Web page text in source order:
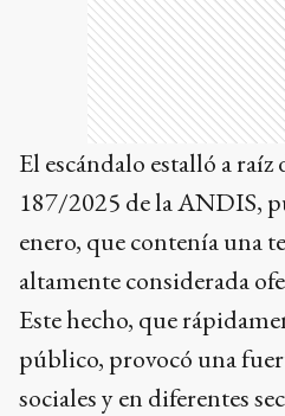
El escándalo estalló a
187/2025 de la ANDIS,
enero, que contenía una
altamente considerada
Este hecho, que
público, provocó una
sociales y en diferentes